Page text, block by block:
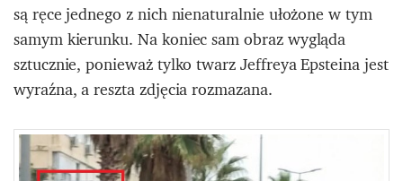
są ręce jednego z nich nienaturalnie ułożone w tym
samym kierunku. Na koniec sam obraz wygląda
sztucznie, ponieważ tylko twarz Jeffreya Epsteina jest
wyraźna, a reszta zdjęcia rozmazana.